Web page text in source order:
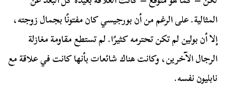
المثالية. على الرغم من أن بورجيسي كان مفتونًا بجمال زوجته،
إلا أن بولين لم تكن تحترمه كثيرًا. لم تستطع مقاومة مغازلة
الرجال الآخرين، وكانت هناك شائعات بأنها كانت في علاقة مع
نابليون نفسه.